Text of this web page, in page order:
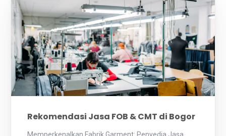
Rekomendasi Jasa FOB & CMT di Bogor
Memperkenalkan Fabrik Garment: Penyedia Jasa